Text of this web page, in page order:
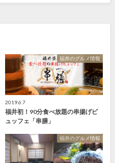
福井のグルメ情報
2019.6.7
福井初！90分食べ放題の串揚げビ
ュッフェ「串膳」
福井のグルメ情報